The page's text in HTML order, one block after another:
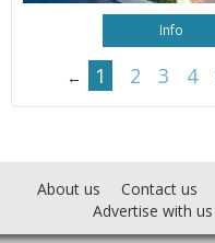
Info
← 1 2 3 4
About us Contact us
Advertise with us